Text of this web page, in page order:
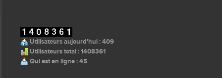
Utilisateurs aujourd'hui : 409
Utilisateurs total : 1408361
Qui est en ligne : 45